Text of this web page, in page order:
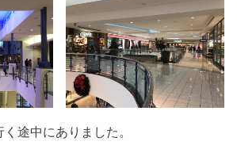
途中にありました。